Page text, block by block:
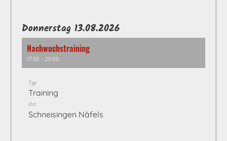
Donnerstag 13.08.2026
Nachwuchstraining
17:30 - 20:00
Typ
Training
Ort
Schneisingen Näfels